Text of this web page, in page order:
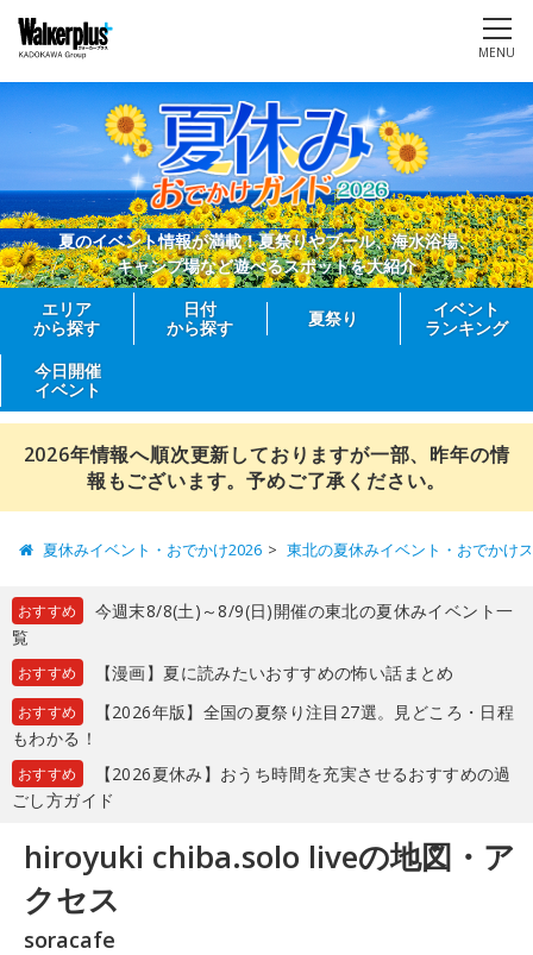
MENU
夏のイベント情報が満載！夏祭りやプール、海水浴場、
キャンプ場など遊べるスポットを大紹介
エリア
から探す
日付
から探す
夏祭り
イベント
ランキング
今日開催
イベント
2026年情報へ順次更新しておりますが一部、昨年の情
報もございます。予めご了承ください。
夏休みイベント・おでかけ2026 東北の夏休みイベント・おでかけ
おすすめ
今週末8/8(土)～8/9(日)開催の東北の夏休みイベント一
覧
おすすめ 【漫画】夏に読みたいおすすめの怖い話まとめ
おすすめ
【2026年版】全国の夏祭り注目27選。見どころ・日程
もわかる！
おすすめ
【2026夏休み】おうち時間を充実させるおすすめの過
ごし方ガイド
hiroyuki chiba.solo liveの地図・ア
クセス
soracafe